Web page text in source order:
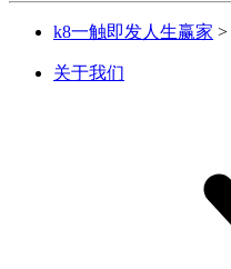
k8一触即发人生赢家 >
关于我们